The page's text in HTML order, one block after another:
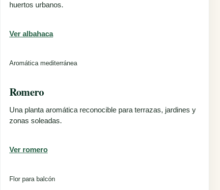
huertos urbanos.
Ver albahaca
Aromática mediterránea
Romero
Una planta aromática reconocible para terrazas, jardines y
zonas soleadas.
Ver romero
Flor para balcón